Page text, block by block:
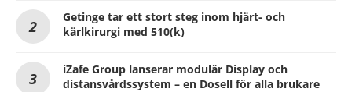
Getinge tar ett stort steg inom hjärt- och
kärlkirurgi med 510(k)
iZafe Group lanserar modulär Display och
distansvårdssystem – en Dosell för alla brukare